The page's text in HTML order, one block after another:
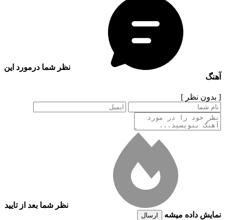
نظر شما درمورد این
آهنگ
[ بدون نظر ]
نظر شما بعد از تایید
نمایش داده میشه
ارسال